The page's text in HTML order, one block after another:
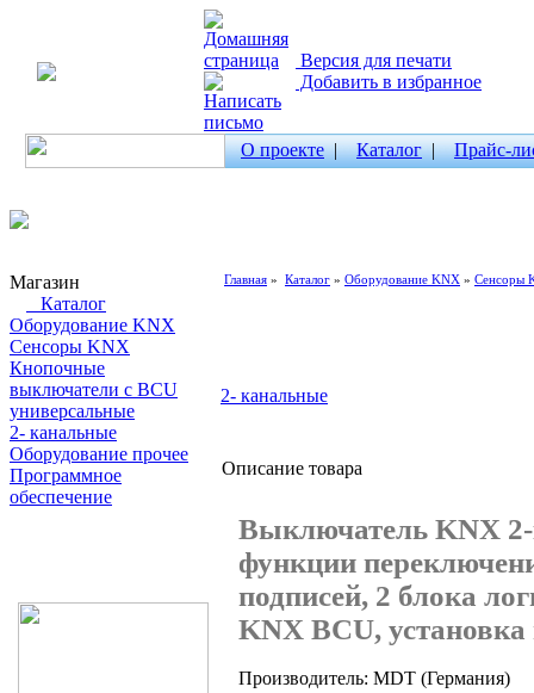
Версия для печати
Добавить в избранное
О проекте| Каталог| Прайс-
Магазин
Каталог
Оборудование KNX
Сенсоры KNX
Кнопочные
выключатели с BCU
универсальные
2- канальные
Оборудование прочее
Программное
обеспечение
Главная » Каталог » Оборудование KNX » Сенсоры
2- канальные
Описание товара
Выключатель KNX 2-
функции
подписей, 2 блока
KNX BCU,
Производитель: MDT (Германия)